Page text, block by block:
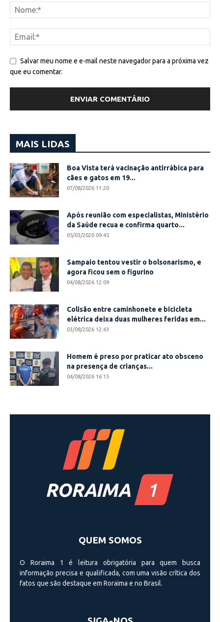
Salvar meu nome e e-mail neste navegador para a próxima vez
que eu comentar.
MAIS LIDAS
Boa Vista terá vacinação antirrábica para
cães e gatos em 19...
07/08/2026 11:20
Após reunião com especialistas, Ministério
da Saúde recua e confirma quarto...
05/03/2020 09:45
Sampaio tentou vestir o bolsonarismo, e
agora ficou sem o figurino
04/08/2026 12:09
Colisão entre caminhonete e bicicleta
elétrica deixa duas mulheres feridas em...
03/08/2026 12:43
Homem é preso por praticar ato obsceno
na presença de crianças...
04/08/2026 16:13
QUEM SOMOS
O Roraima 1 é leitura obrigatória para quem busca
informação precisa e qualificada, com uma visão crí­tica dos
fatos que são destaque em Roraima e no Brasil.